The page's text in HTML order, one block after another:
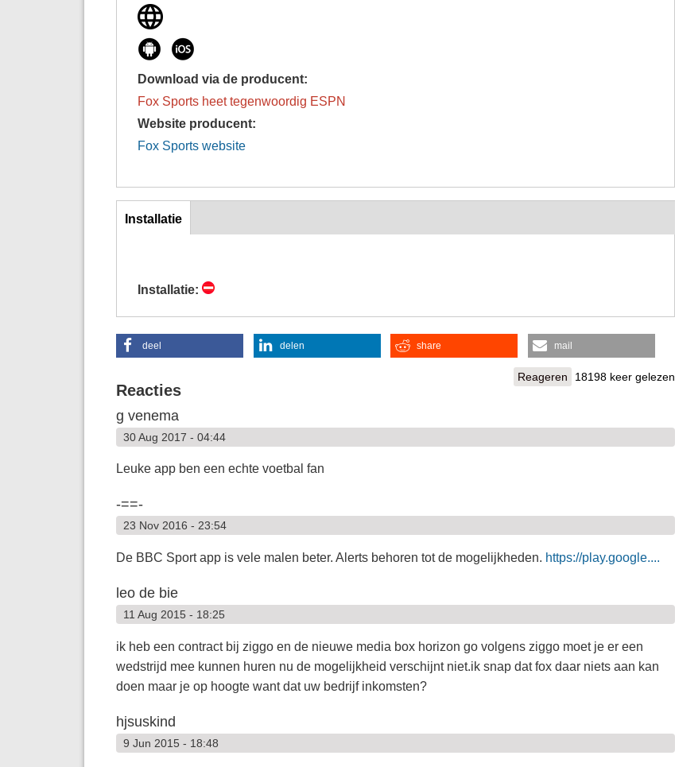
Download via de producent:
Fox Sports heet tegenwoordig ESPN
Website producent:
Fox Sports website
inst
Installatie
Installatie:
deel delen share mail
Reageren 18198 keer gelezen
Reacties
g venema
30 Aug 2017 - 04:44
Leuke app ben een echte voetbal fan
-==-
23 Nov 2016 - 23:54
De BBC Sport app is vele malen beter. Alerts behoren tot de mogelijkheden. https://play.google....
leo de bie
11 Aug 2015 - 18:25
ik heb een contract bij ziggo en de nieuwe media box horizon go volgens ziggo moet je er een
wedstrijd mee kunnen huren nu de mogelijkheid verschijnt niet.ik snap dat fox daar niets aan kan
doen maar je op hoogte want dat uw bedrijf inkomsten?
hjsuskind
9 Jun 2015 - 18:48